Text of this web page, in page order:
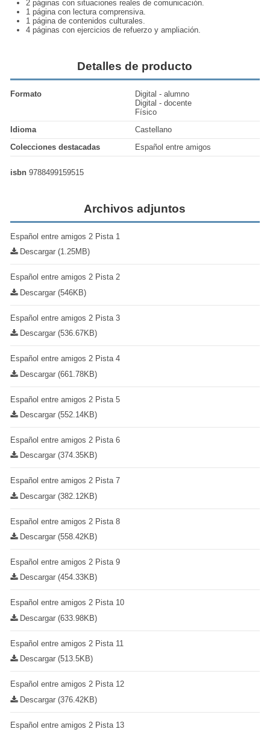
2 páginas con situaciones reales de comunicación.
1 página con lectura comprensiva.
1 página de contenidos culturales.
4 páginas conejercicios de refuerzo y ampliación.
Detalles de producto
Formato
Digital - alumno
Digital - docente
Físico
Idioma
Castellano
Colecciones destacadas
Español entre amigos
isbn 9788499159515
Archivos adjuntos
Español entre amigos 2 Pista 1
Descargar (1.25MB)
Español entre amigos 2 Pista 2
Descargar (546KB)
Español entre amigos 2 Pista 3
Descargar (536.67KB)
Español entre amigos 2 Pista 4
Descargar (661.78KB)
Español entre amigos 2 Pista 5
Descargar (552.14KB)
Español entre amigos 2 Pista 6
Descargar (374.35KB)
Español entre amigos 2 Pista 7
Descargar (382.12KB)
Español entre amigos 2 Pista 8
Descargar (558.42KB)
Español entre amigos 2 Pista 9
Descargar (454.33KB)
Español entre amigos 2 Pista 10
Descargar (633.98KB)
Español entre amigos 2 Pista 11
Descargar (513.5KB)
Español entre amigos 2 Pista 12
Descargar (376.42KB)
Español entre amigos 2 Pista 13